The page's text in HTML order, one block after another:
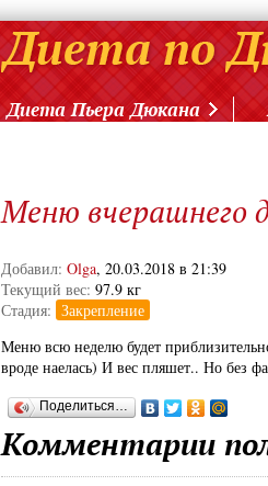
Диета Пьера Дюкана
Меню вчерашнего
Добавил: Olga, 20.03.2018 в 21:39
Текущий вес: 97.9 кг
Стадия: Закрепление
Меню всю неделю будет
вроде наелась) И вес пляшет.. Но без
Поделиться…
Комментарии